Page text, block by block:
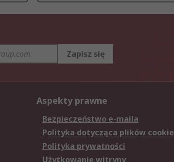
Zapisz się
Aspekty prawne
Bezpieczeństwo e-maila
Polityka dotycząca plików cookie
Polityka prywatności
Użytkowanie witryny